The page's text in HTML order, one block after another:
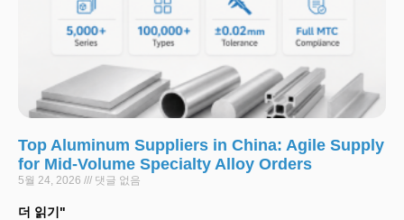
Top Aluminum Suppliers in China: Agile Supply
for Mid-Volume Specialty Alloy Orders
5월 24, 2026 댓글 없음
더 읽기"